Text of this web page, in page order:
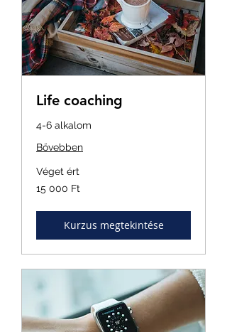
Life coaching
4-6 alkalom
Bővebben
Véget ért
magyar
15 000 Ft
Kurzus megtekintése